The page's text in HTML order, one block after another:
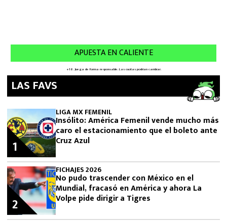
LAS FAVS
LIGA MX FEMENIL
Insólito: América Femenil vende mucho más
caro el estacionamiento que el boleto ante
Cruz Azul
1
FICHAJES 2026
No pudo trascender con México en el
Mundial, fracasó en América y ahora La
Volpe pide dirigir a Tigres
2